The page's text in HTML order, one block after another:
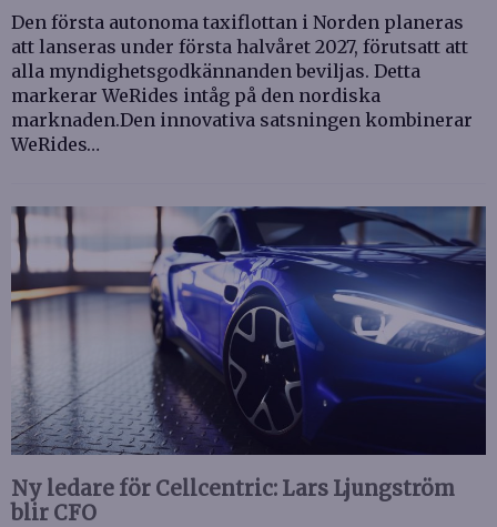
Den första autonoma taxiflottan i Norden planeras
att lanseras under första halvåret 2027, förutsatt att
alla myndighetsgodkännanden beviljas. Detta
markerar WeRides intåg på den nordiska
marknaden.Den innovativa satsningen kombinerar
WeRides…
Ny ledare för Cellcentric: Lars Ljungström
blir CFO